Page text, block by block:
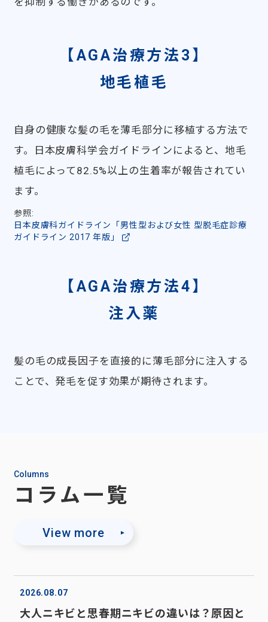
【AGA治療方法3】
地毛植毛
自身の健康な髪の毛を薄毛部分に移植する方法で
す。日本皮膚科学会ガイドラインによると、地毛
植毛によって82.5%以上の生着率が報告されてい
ます。
参照:
日本皮膚科ガイドライン「男性型および女性 型脱毛症診療
ガイドライン 2017 年版」
【AGA治療方法4】
注入薬
髪の毛の成長因子を直接的に薄毛部分に注入する
ことで、発毛を促す効果が期待されます。
Columns
コラム一覧
View more
2026.08.07
大人ニキビと思春期ニキビの違いは？原因と